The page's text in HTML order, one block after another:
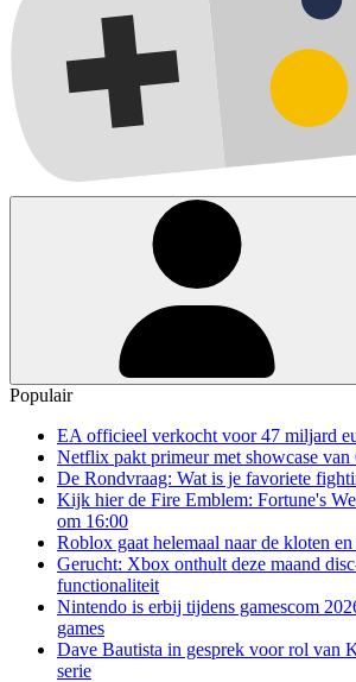
Populair
EA officieel verkocht voor 47 miljard
Netflix pakt primeur met showcase
De Rondvraag: Wat is je favoriete
Kijk hier de Fire Emblem: Fortune's
om 16:00
Roblox gaat helemaal naar de kloten
Gerucht: Xbox onthult deze maand
functionaliteit
Nintendo is erbij tijdens gamescom
games
Dave Bautista in gesprek voor rol van
serie